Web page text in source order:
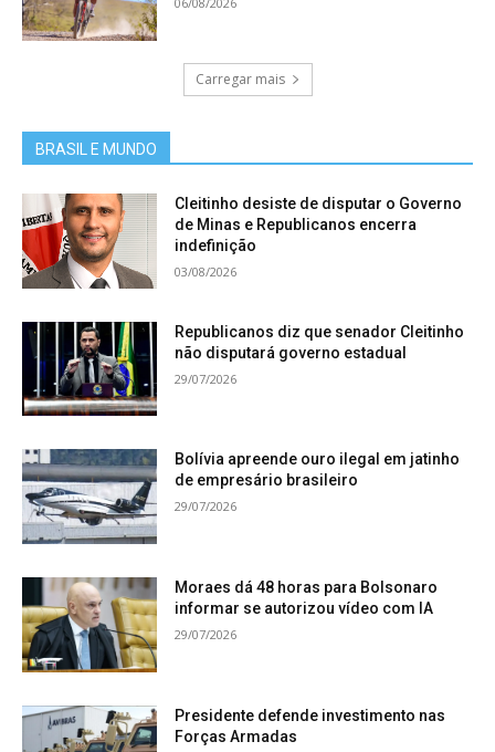
Carregar mais
BRASIL E MUNDO
Cleitinho desiste de disputar o Governo
de Minas e Republicanos encerra
indefinição
03/08/2026
Republicanos diz que senador Cleitinho
não disputará governo estadual
29/07/2026
Bolívia apreende ouro ilegal em jatinho
de empresário brasileiro
29/07/2026
Moraes dá 48 horas para Bolsonaro
informar se autorizou vídeo com IA
29/07/2026
Presidente defende investimento nas
Forças Armadas